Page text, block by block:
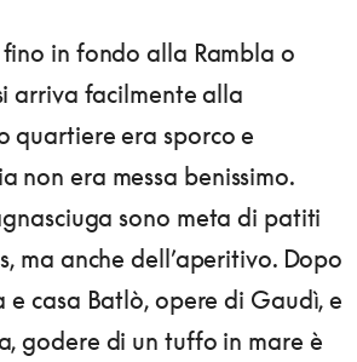
in fondo alla Rambla o
arriva facilmente alla
quartiere era sporco e
non era messa benissimo.
sono meta di patiti
ma anche dell’aperitivo. Dopo
casa Batlò, opere di Gaudì, e
godere di un tuffo in mare è